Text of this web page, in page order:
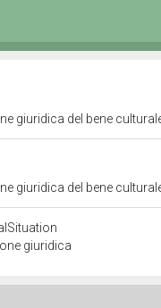
giuridica del bene
giuridica del bene
giuridica